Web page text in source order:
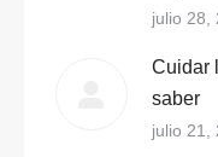
julio 28,
Cuidar
saber
julio 21,